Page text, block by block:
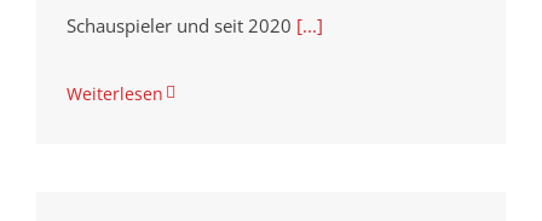
Schauspieler und seit 2020 [...]
Weiterlesen